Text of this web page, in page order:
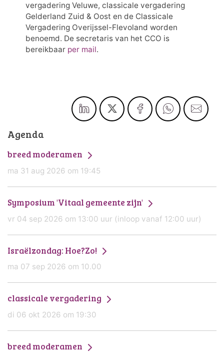
vergadering Veluwe, classicale vergadering
Gelderland Zuid & Oost en de Classicale
Vergadering Overijssel-Flevoland worden
benoemd. De secretaris van het CCO is
bereikbaar per mail.
Agenda
breed moderamen
ma 31 aug 2026 om 19:45
Symposium 'Vitaal gemeente zijn'
vr 04 sep 2026 om 13:00 uur (inloop vanaf 12:00 uur)
Israëlzondag: Hoe?Zo!
ma 07 sep 2026 om 10.00
classicale vergadering
di 06 okt 2026 om 19:30
breed moderamen